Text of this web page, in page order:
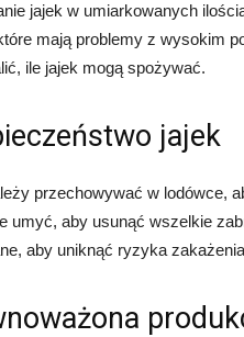
jajek w umiarkowanych
mają problemy z wysokim
ile jajek mogą spożywać.
jajek
przechowywać w lodówce,
umyć, aby usunąć wszelkie
aby uniknąć ryzyka